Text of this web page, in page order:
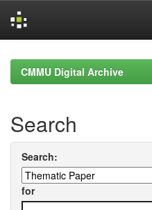
navigationCMMU Digital Archive
Search
Search:
for